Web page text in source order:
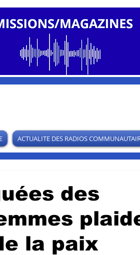
ACTUALITE DES RADIOS
des
la paix